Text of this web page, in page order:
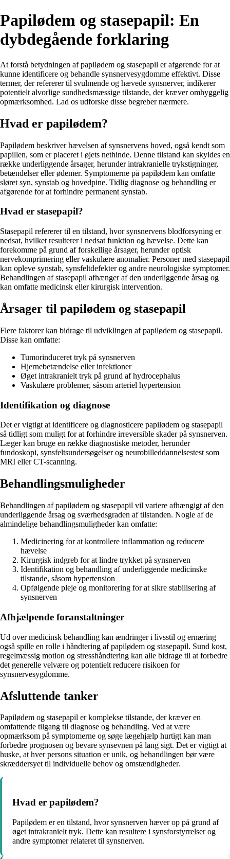
Papilødem og stasepapil: En
dybdegående forklaring
At forstå betydningen af papilødem og stasepapil er afgørende for at
kunne identificere og behandle synsnervesygdomme effektivt. Disse
termer, der refererer til svulmende og hævede synsnerver, indikerer
potentielt alvorlige sundhedsmæssige tilstande, der kræver omhyggelig
opmærksomhed. Lad os udforske disse begreber nærmere.
Hvad er papilødem?
Papilødem beskriver hævelsen af synsnervens hoved, også kendt som
papillen, som er placeret i øjets nethinde. Denne tilstand kan skyldes en
række underliggende årsager, herunder intrakranielle trykstigninger,
betændelser eller ødemer. Symptomerne på papilødem kan omfatte
sløret syn, synstab og hovedpine. Tidlig diagnose og behandling er
afgørende for at forhindre permanent synstab.
Hvad er stasepapil?
Stasepapil refererer til en tilstand, hvor synsnervens blodforsyning er
nedsat, hvilket resulterer i nedsat funktion og hævelse. Dette kan
forekomme på grund af forskellige årsager, herunder optisk
nervekomprimering eller vaskulære anomalier. Personer med stasepapil
kan opleve synstab, synsfeltdefekter og andre neurologiske symptomer.
Behandlingen af stasepapil afhænger af den underliggende årsag og
kan omfatte medicinsk eller kirurgisk intervention.
Årsager til papilødem og stasepapil
Flere faktorer kan bidrage til udviklingen af papilødem og stasepapil.
Disse kan omfatte:
Tumorinduceret tryk på synsnerven
Hjernebetændelse eller infektioner
Øget intrakranielt tryk på grund af hydrocephalus
Vaskulære problemer, såsom arteriel hypertension
Identifikation og diagnose
Det er vigtigt at identificere og diagnosticere papilødem og stasepapil
så tidligt som muligt for at forhindre irreversible skader på synsnerven.
Læger kan bruge en række diagnostiske metoder, herunder
fundoskopi, synsfeltsundersøgelser og neurobilleddannelsestest som
MRI eller CT-scanning.
Behandlingsmuligheder
Behandlingen af papilødem og stasepapil vil variere afhængigt af den
underliggende årsag og sværhedsgraden af tilstanden. Nogle af de
almindelige behandlingsmuligheder kan omfatte:
Medicinering for at kontrollere inflammation og reducere
hævelse
Kirurgisk indgreb for at lindre trykket på synsnerven
Identifikation og behandling af underliggende medicinske
tilstande, såsom hypertension
Opfølgende pleje og monitorering for at sikre stabilisering af
synsnerven
Afhjælpende foranstaltninger
Ud over medicinsk behandling kan ændringer i livsstil og ernæring
også spille en rolle i håndtering af papilødem og stasepapil. Sund kost,
regelmæssig motion og stresshåndtering kan alle bidrage til at forbedre
det generelle velvære og potentielt reducere risikoen for
synsnervesygdomme.
Afsluttende tanker
Papilødem og stasepapil er komplekse tilstande, der kræver en
omfattende tilgang til diagnose og behandling. Ved at være
opmærksom på symptomerne og søge lægehjælp hurtigt kan man
forbedre prognosen og bevare synsevnen på lang sigt. Det er vigtigt at
huske, at hver persons situation er unik, og behandlingen bør være
skræddersyet til individuelle behov og omstændigheder.
Hvad er papilødem?
Papilødem er en tilstand, hvor synsnerven hæver op på grund af
øget intrakranielt tryk. Dette kan resultere i synsforstyrrelser og
andre symptomer relateret til synsnerven.